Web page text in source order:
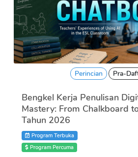
Perincian Pra-
Bengkel Kerja Penulisan
Mastery: From Chalkboard
Tahun 2026
Program Terbuka
Program Percuma